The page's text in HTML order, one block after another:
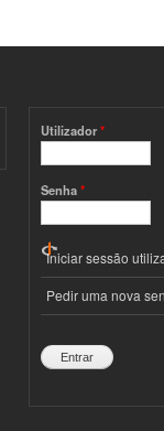
Utilizador*
Senha*
Iniciar sessão
Pedir uma nova